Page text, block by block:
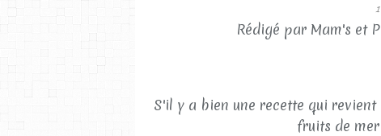
Rédigé par Mam's et
S'il y a bien une recette qui
fruits de